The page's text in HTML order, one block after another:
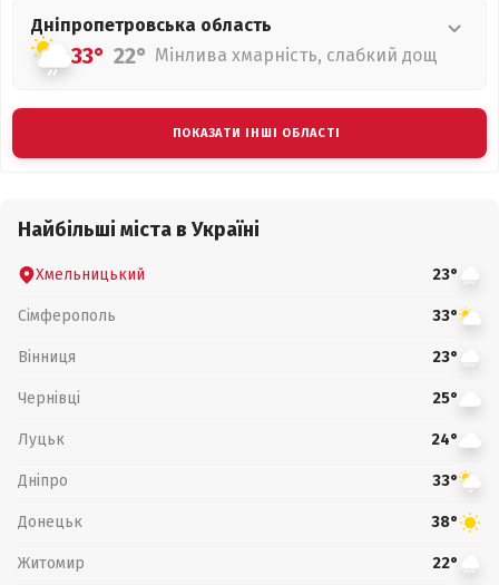
Дніпропетровська область
33° 22° Мінлива хмарність, слабкий дощ
ПОКАЗАТИ ІНШІ ОБЛАСТІ
Найбільші міста в Україні
Хмельницький 23°
Сімферополь 33°
Вінниця 23°
Чернівці 25°
Луцьк 24°
Дніпро 33°
Донецьк 38°
Житомир 22°